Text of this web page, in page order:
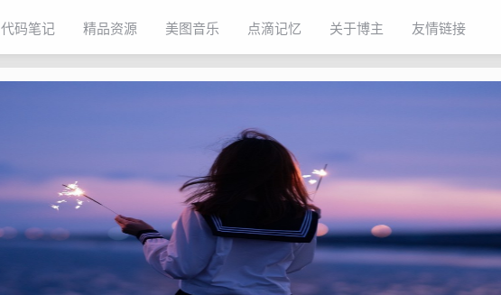
代码笔记 精品资源 美图音乐 点滴记忆 关于博主 友情链接